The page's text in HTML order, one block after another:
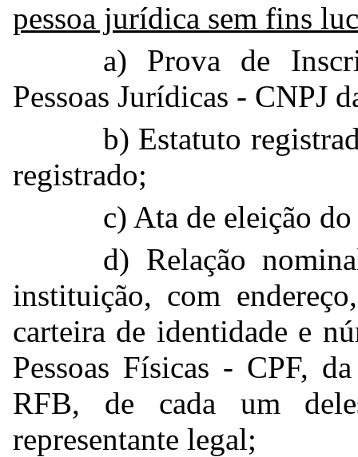
pessoa jurídica sem fins
a) Prova de
Pessoas Jurídicas - CNPJ
b) Estatuto
registrado;
c) Ata de eleição
d) Relação
instituição, com
carteira de identidade e
Pessoas Físicas - CPF,
RFB, de cada um
representante legal;